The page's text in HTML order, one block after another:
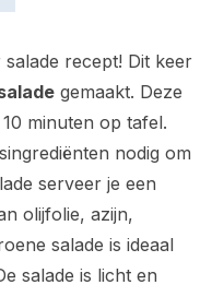
recept! Dit keer
gemaakt. Deze
minuten op tafel.
nodig om
serveer je een
olijfolie, azijn,
salade is ideaal
salade is licht en